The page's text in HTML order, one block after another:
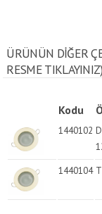
ÜRÜNÜN DİĞER
RESME TIKLAYINIZ)
Kodu
1440102
1440104